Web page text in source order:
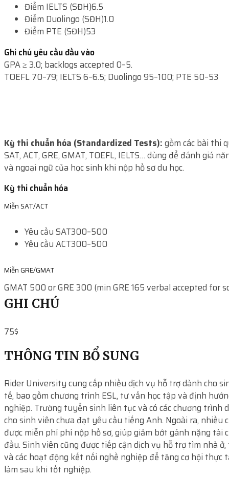
Kỳ thi chuẩn hóa (Standardized Tests): gồm các bài thi
SAT, ACT, GRE, GMAT, TOEFL, IELTS… dùng để đánh giá
và ngoại ngữ của học sinh khi nộp hồ sơ du học.
Kỳ thi chuẩn hóa
Miễn SAT/ACT
Yêu cầu SAT300–500
Yêu cầu ACT300–500
Miễn GRE/GMAT
GMAT 500 or GRE 300 (min GRE 165 verbal accepted for
Điểm IELTS (SĐH)6.5
Điểm Duolingo (SĐH)1.0
Điểm PTE (SĐH)53
Ghi chú yêu cầu đầu vào
GPA ≥ 3.0; backlogs accepted 0–5.
TOEFL 70–79; IELTS 6–6.5; Duolingo 95–100; PTE 50–53
THÔNG TIN BỔ SUNG
Rider University cung cấp nhiều dịch vụ hỗ trợ dành cho
tế, bao gồm chương trình ESL, tư vấn học tập và định
nghiệp. Trường tuyển sinh liên tục và có các chương trình
cho sinh viên chưa đạt yêu cầu tiếng Anh. Ngoài ra, nhiều
được miễn phí phí nộp hồ sơ, giúp giảm bớt gánh nặng tài
đầu. Sinh viên cũng được tiếp cận dịch vụ hỗ trợ tìm nhà
và các hoạt động kết nối nghề nghiệp để tăng cơ hội thực
làm sau khi tốt nghiệp.
GHI CHÚ
75$